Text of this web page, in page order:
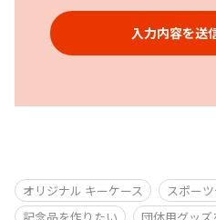
入力内容を送
オリジナル キーケース
スポー